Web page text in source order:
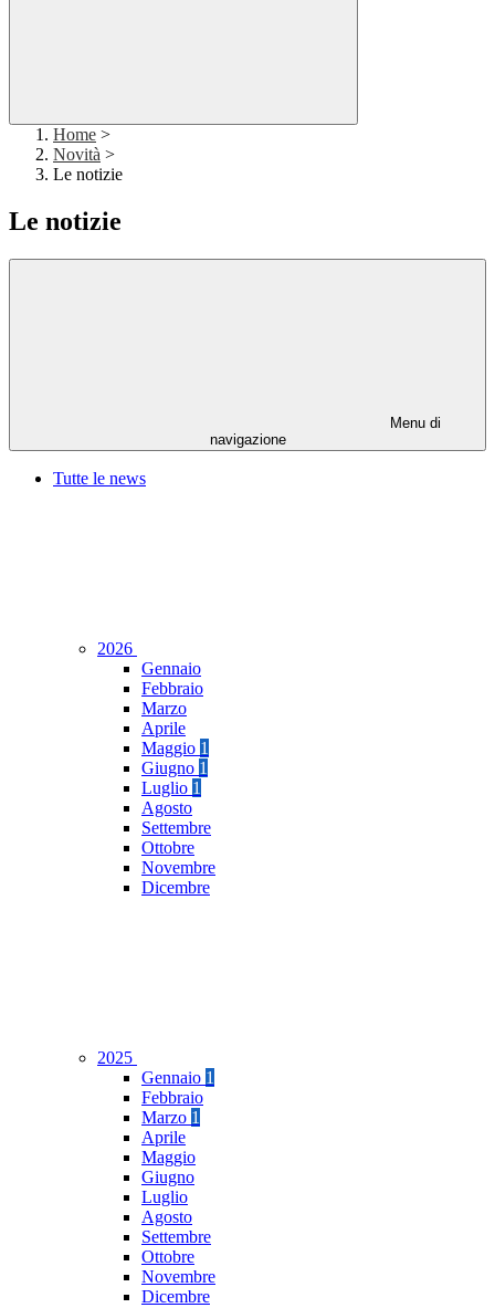
Home >
Novità >
Le notizie
Le notizie
Menu di
navigazione
Tutte le news
2026
Gennaio
Febbraio
Marzo
Aprile
Maggio 1
Giugno 1
Luglio 1
Agosto
Settembre
Ottobre
Novembre
Dicembre
2025
Gennaio 1
Febbraio
Marzo 1
Aprile
Maggio
Giugno
Luglio
Agosto
Settembre
Ottobre
Novembre
Dicembre